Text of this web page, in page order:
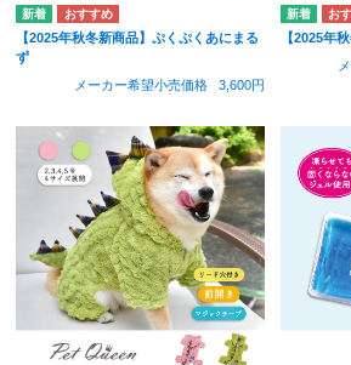
【2025年秋冬新商品】ぷくぷくあにまる
ず
メーカー希望小売価格
3,600円
【2025年